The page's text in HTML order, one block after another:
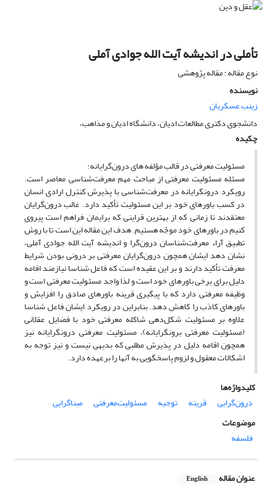
تأملی در اندیشه آیت الله جوادی آملی
نوع مقاله : مقاله پژوهشی
نویسنده
زینب عسکریان
دانشجوی دکتری مطالعات ادیان، دانشگاه ادیان و مذاهب،
چکیده
مسئولیت معرفتی در قالب مؤلفه های درون‌گرایانه؛
مسئله مسئولیت معرفتی از مباحث مهم معرفت‌شناسی معاصر است.
رویکرد درونگرایانه در معرفت‌شناسی با پذیرش کنترل ارادی انسان
در کسب باورهای خود بر این مسئولیت تأکید دارد. غالب درون‌گرایان
معتقدند تا زمانی که از بهترین قراینی که برایمان فراهم است پیروی
کنیم در باورهای خود موجّه هستیم. هدف این مقاله این است تا با روش
تطبیق آراء معرفت‌شناسان درون‌گرا و اندیشه آیت الله جوادی آملی،
نشان دهد ایشان همچون درون‌گرایان معرفتی بر درونی بودن شرایط
معرفت تأکید دارند و بر این عقیده است که فاعل شناسا نیازمند اقامه
دلیل برای برخی باورهای خود است و لذا واجد مسئولیت معرفتی است و
وظیفه معرفتی دارد که با پیگیری قرینه باورهای صادق را افزایش و
باورهای کاذب را کاهش دهد. بنابراین در رویکرد ایشان فاعل شناسا
علاوه بر مسئولیت شکل‌دهی شاکله معرفتی خود با فضایل عقلانی
(مسئولیت معرفتی برونگرایانه)، مسئولیت معرفتی درونگرایانه نیز
همچون اقامه دلیل در پذیرش مطلبی که بدیهی نیست و نیز توجه به
اشکالات معقول و لزوم پاسخگویی به آنها را برعهده دارد.
کلیدواژه‌ها
درون‌گرایی
قرینه توجیه مسئولیت‌معرفتی
مبناگرایی
موضوعات
فلسفه
عنوان مقاله English